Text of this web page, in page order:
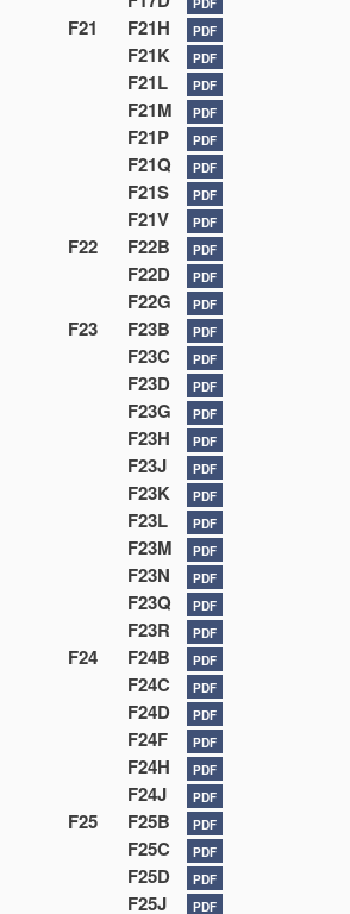
PDF
F21 F21H PDF
F21K PDF
F21L PDF
F21M PDF
F21P PDF
F21Q PDF
F21S PDF
F21V PDF
F22 F22B PDF
F22D PDF
F22G PDF
F23 F23B PDF
F23C PDF
F23D PDF
F23G PDF
F23H PDF
F23J PDF
F23K PDF
F23L PDF
F23M PDF
F23N PDF
F23Q PDF
F23R PDF
F24 F24B PDF
F24C PDF
F24D PDF
F24F PDF
F24H PDF
F24J PDF
F25 F25B PDF
F25C PDF
F25D PDF
F25J PDF